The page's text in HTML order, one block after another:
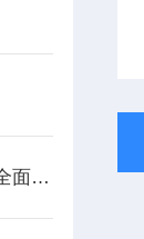
KR939SB3三参数组合探头全面解析